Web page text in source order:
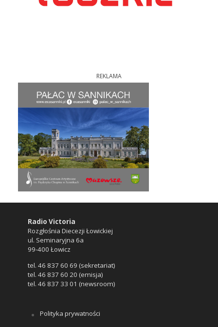
REKLAMA
Radio Victoria
Rozgłośnia Diecezji Łowickiej
ul. Seminaryjna 6a
99-400 Łowicz
tel. 46 837 60 69 (sekretariat)
tel. 46 837 60 20 (emisja)
tel. 46 837 33 01 (newsroom)
Polityka prywatności